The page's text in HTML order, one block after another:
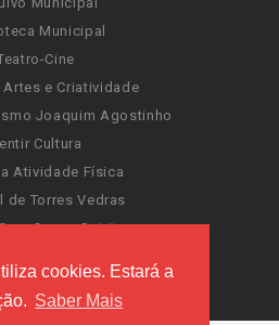
cookies. Estará a
Saber Mais
Municipal
Cine
Artes e Criatividade
Joaquim Agostinho
Cultura
Atividade Física
de Torres Vedras
Ocean Spirit